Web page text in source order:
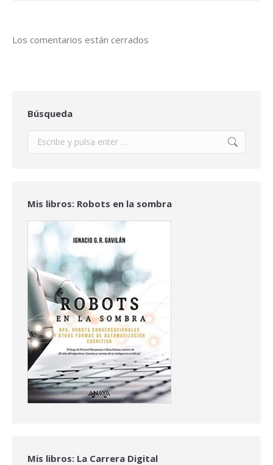
Los comentarios están cerrados
Búsqueda
Buscar:
Mis libros: Robots en la sombra
Mis libros: La Carrera Digital